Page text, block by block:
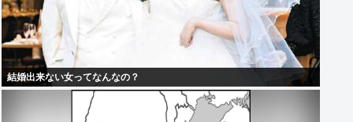
結婚出来ない女ってなんなの？